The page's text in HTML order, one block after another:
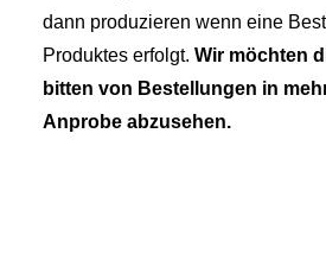
dann produzieren wenn eine
Produktes erfolgt. Wir möchten
bitten von Bestellungen in
Anprobe abzusehen.